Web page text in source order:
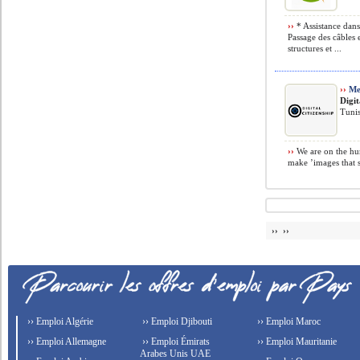
›› * Assistance
Passage des
structures et ...
››
›› We are on the
make ’images that
›› ››
›› Emploi Algérie
›› Emploi Allemagne
›› Emploi Djibouti
›› Emploi Émirats
Arabes Unis UAE
›› Emploi Maroc
›› Emploi Mauritanie